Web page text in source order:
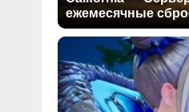
ежемесячные